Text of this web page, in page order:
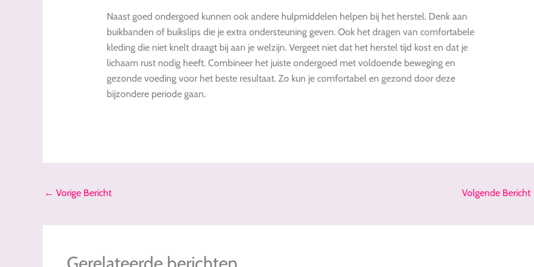
Naast goed ondergoed kunnen ook andere hulpmiddelen helpen bij het herstel. Denk aan
buikbanden of buikslips die je extra ondersteuning geven. Ook het dragen van comfortabele
kleding die niet knelt draagt bij aan je welzijn. Vergeet niet dat het herstel tijd kost en dat je
lichaam rust nodig heeft. Combineer het juiste ondergoed met voldoende beweging en
gezonde voeding voor het beste resultaat. Zo kun je comfortabel en gezond door deze
bijzondere periode gaan.
← Vorige Bericht Volgende Bericht